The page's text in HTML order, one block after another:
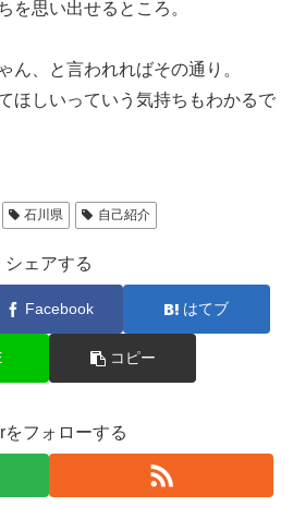
を思い出せるところ。
ん、と言われればその通り。
ほしいっていう気持ちもわかるで
石川県 自己紹介
シェアする
Facebook はてブ
コピー
をフォローする